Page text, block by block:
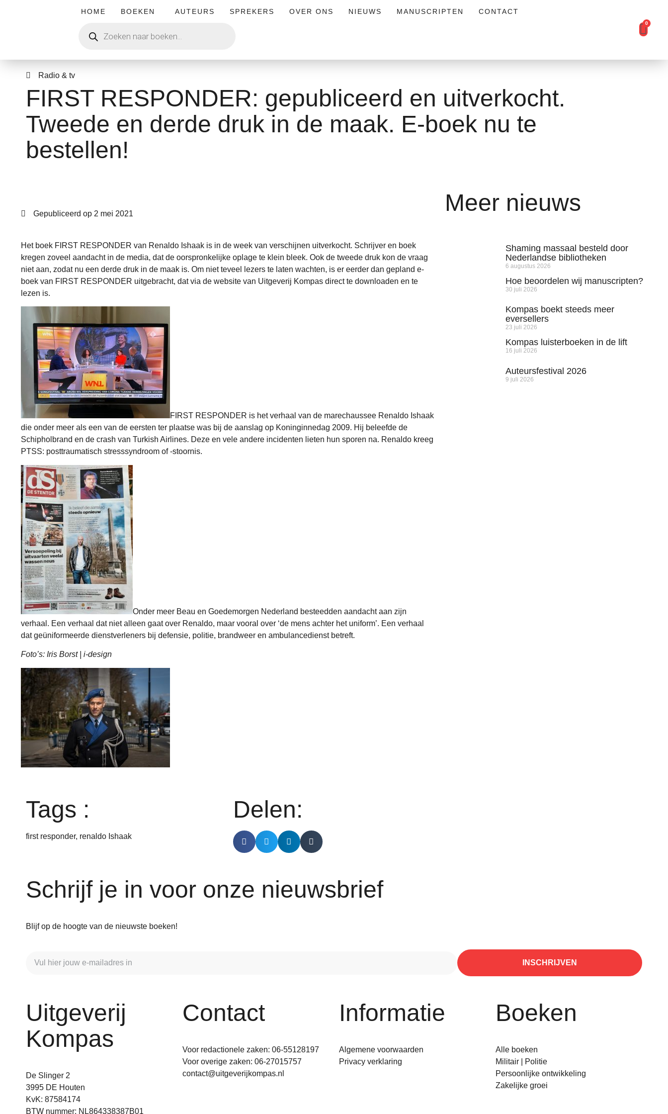
HOME BOEKEN AUTEURS SPREKERS OVER ONS NIEUWS MANUSCRIPTEN CONTACT
0
Radio & tv
FIRST RESPONDER: gepubliceerd en uitverkocht.
Tweede en derde druk in de maak. E-boek nu te
bestellen!
Gepubliceerd op 2 mei 2021
Het boek FIRST RESPONDER van Renaldo Ishaak is in de week van verschijnen uitverkocht. Schrijver en boek
kregen zoveel aandacht in de media, dat de oorspronkelijke oplage te klein bleek. Ook de tweede druk kon de vraag
niet aan, zodat nu een derde druk in de maak is. Om niet teveel lezers te laten wachten, is er eerder dan gepland e-
boek van FIRST RESPONDER uitgebracht, dat via de website van Uitgeverij Kompas direct te downloaden en te
lezen is.
FIRST RESPONDER is het verhaal van de marechaussee Renaldo Ishaak
die onder meer als een van de eersten ter plaatse was bij de aanslag op Koninginnedag 2009. Hij beleefde de
Schipholbrand en de crash van Turkish Airlines. Deze en vele andere incidenten lieten hun sporen na. Renaldo kreeg
PTSS: posttraumatisch stresssyndroom of -stoornis.
Onder meer Beau en Goedemorgen Nederland besteedden aandacht aan zijn
verhaal. Een verhaal dat niet alleen gaat over Renaldo, maar vooral over ‘de mens achter het uniform’. Een verhaal
dat geüniformeerde dienstverleners bij defensie, politie, brandweer en ambulancedienst betreft.
Foto’s: Iris Borst | i-design
Tags :
first responder, renaldo Ishaak
Delen:
Meer nieuws
Shaming massaal besteld door
Nederlandse bibliotheken
6 augustus 2026
Hoe beoordelen wij manuscripten?
30 juli 2026
Kompas boekt steeds meer
eversellers
23 juli 2026
Kompas luisterboeken in de lift
16 juli 2026
Auteursfestival 2026
9 juli 2026
Schrijf je in voor onze nieuwsbrief
Blijf op de hoogte van de nieuwste boeken!
INSCHRIJVEN
Uitgeverij
Kompas
De Slinger 2
3995 DE Houten
KvK: 87584174
BTW nummer: NL864338387B01
Contact
Voor redactionele zaken: 06-55128197
Voor overige zaken: 06-27015757
contact@uitgeverijkompas.nl
Informatie
Algemene voorwaarden
Privacy verklaring
Boeken
Alle boeken
Militair | Politie
Persoonlijke ontwikkeling
Zakelijke groei